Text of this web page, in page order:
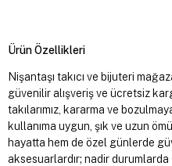
Ürün Özellikleri
Nişantaşı takıcı ve bijuteri
güvenilir alışveriş ve ücretsiz
takılarımız, kararma ve
kullanıma uygun, şık ve uzun
hayatta hem de özel günlerde
aksesuarlardır; nadir